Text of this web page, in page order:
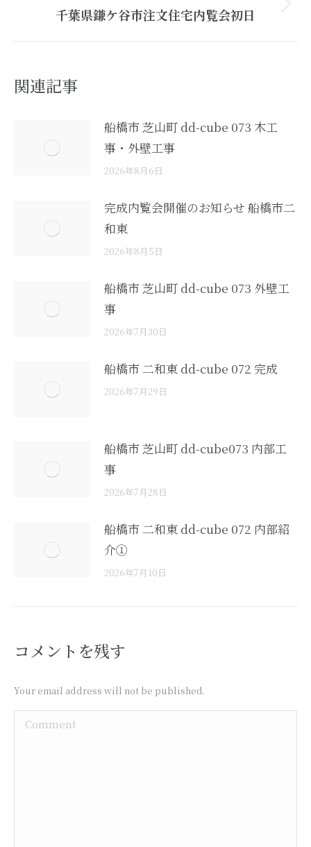
Next
千葉県鎌ケ谷市注文住宅内覧会初日
関連記事
船橋市 芝山町 dd-cube 073 木工
事・外壁工事
2026年8月6日
完成内覧会開催のお知らせ 船橋市二
和東
2026年8月5日
船橋市 芝山町 dd-cube 073 外壁工
事
2026年7月30日
船橋市 二和東 dd-cube 072 完成
2026年7月29日
船橋市 芝山町 dd-cube073 内部工
事
2026年7月28日
船橋市 二和東 dd-cube 072 内部紹
介①
2026年7月10日
コメントを残す
Your email address will not be published.
Comment